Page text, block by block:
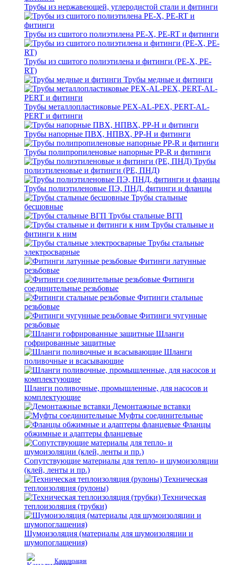
Трубы из нержавеющей, углеродистой стали и фитинги
Трубы из сшитого полиэтилена PE-X, PE-RT и фитинги
Трубы из сшитого полиэтилена и фитинги (PE-X, PE-
RT)
Трубы медные и фитинги
Трубы металлопластиковые PEX-AL-PEX, PERT-AL-
PERT и фитинги
Трубы напорные ПВХ, НПВХ, PP-H и фитинги
Трубы полипропиленовые напорные PP-R и фитинги
Трубы
полиэтиленовые и фитинги (PE, ПНД)
Трубы полиэтиленовые ПЭ, ПНД, фитинги и фланцы
Трубы стальные
бесшовные
Трубы стальные ВГП
Трубы стальные и
фитинги к ним
Трубы стальные
электросварные
Фитинги латунные
резьбовые
Фитинги
соединительные резьбовые
Фитинги стальные
резьбовые
Фитинги чугунные
резьбовые
Шланги
гофрированные защитные
Шланги
поливочные и всасывающие
Шланги поливочные, промышленные, для насосов и
комплектующие
Демонтажные вставки
Муфты соединительные
Фланцы
обжимные и адаптеры фланцевые
Сопутствующие материалы для тепло- и шумоизоляции
(клей, ленты и пр.)
Техническая
теплоизоляция (рулоны)
Техническая
теплоизоляция (трубки)
Шумоизоляция (материалы для шумоизоляции и
шумопоглащения)
Канализация